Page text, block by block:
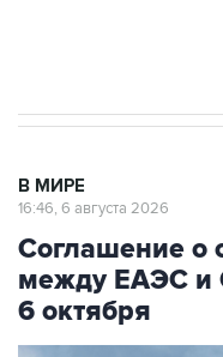
В МИРЕ
16:46, 6 августа 2026
Соглашение о
между ЕАЭС и
6 октября